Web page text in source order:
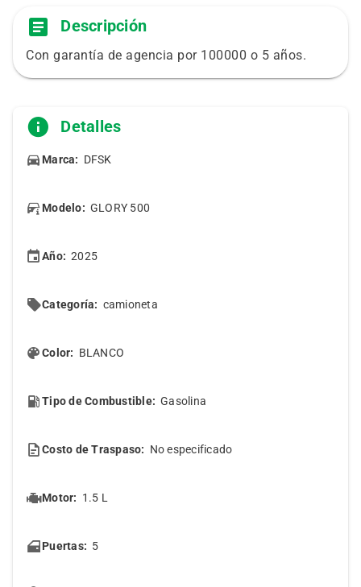
Descripción
Con garantía de agencia por 100000 o 5 años.
Detalles
Marca: DFSK
Modelo: GLORY 500
Año: 2025
Categoría: camioneta
Color: BLANCO
Tipo de Combustible: Gasolina
Costo de Traspaso: No especificado
Motor: 1.5 L
Puertas: 5